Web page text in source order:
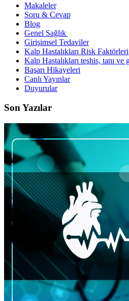
Makaleler
Soru & Cevap
Blog
Genel Sağlık
Girişimsel Tedaviler
Kalp Hastalıkları Risk Faktörleri
Kalp Hastalıkları teşhis, tanı ve
Başarı Hikayeleri
Canlı Yayınlar
Duyurular
Son Yazılar